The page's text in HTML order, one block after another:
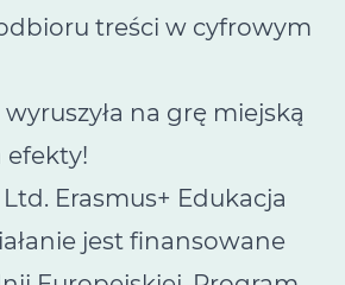
treści w cyfrowym
na grę miejską
efekty!
Erasmus+ Edukacja
jest finansowane